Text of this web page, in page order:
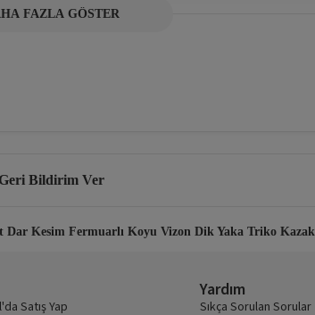
Örgü
FAZLA GÖSTER
Geri Bildirim Ver
Kesim Fermuarlı Koyu Vizon Dik Yaka Triko Kazak
Satış Yap
Yardım
Sıkça Sorulan Sorular